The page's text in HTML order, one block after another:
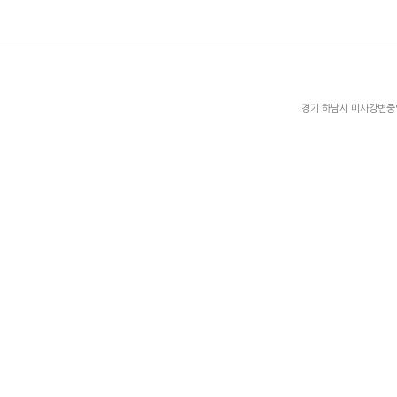
경기 하남시 미사강변